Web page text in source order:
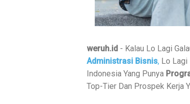
weruh.id - Kalau Lo Lagi
Administrasi Bisnis, Lo Lagi
Indonesia Yang Punya
Top-Tier Dan Prospek Kerja